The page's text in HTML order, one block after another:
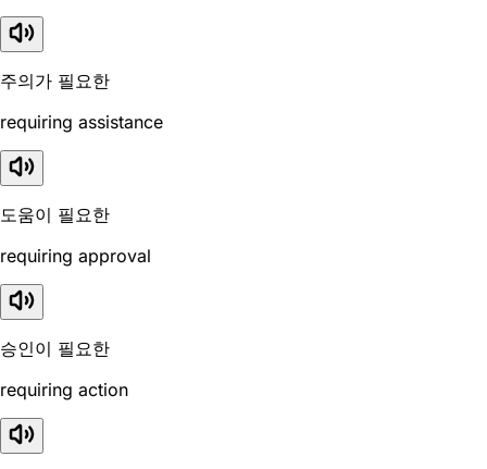
주의가 필요한
requiring assistance
도움이 필요한
requiring approval
승인이 필요한
requiring action